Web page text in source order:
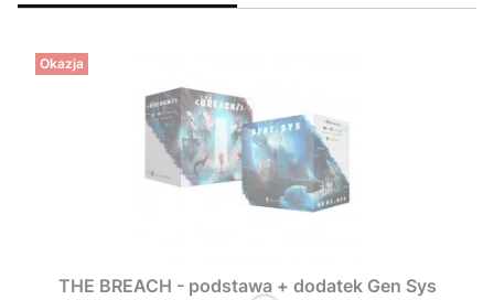
Okazja
THE BREACH - podstawa + dodatek Gen Sys